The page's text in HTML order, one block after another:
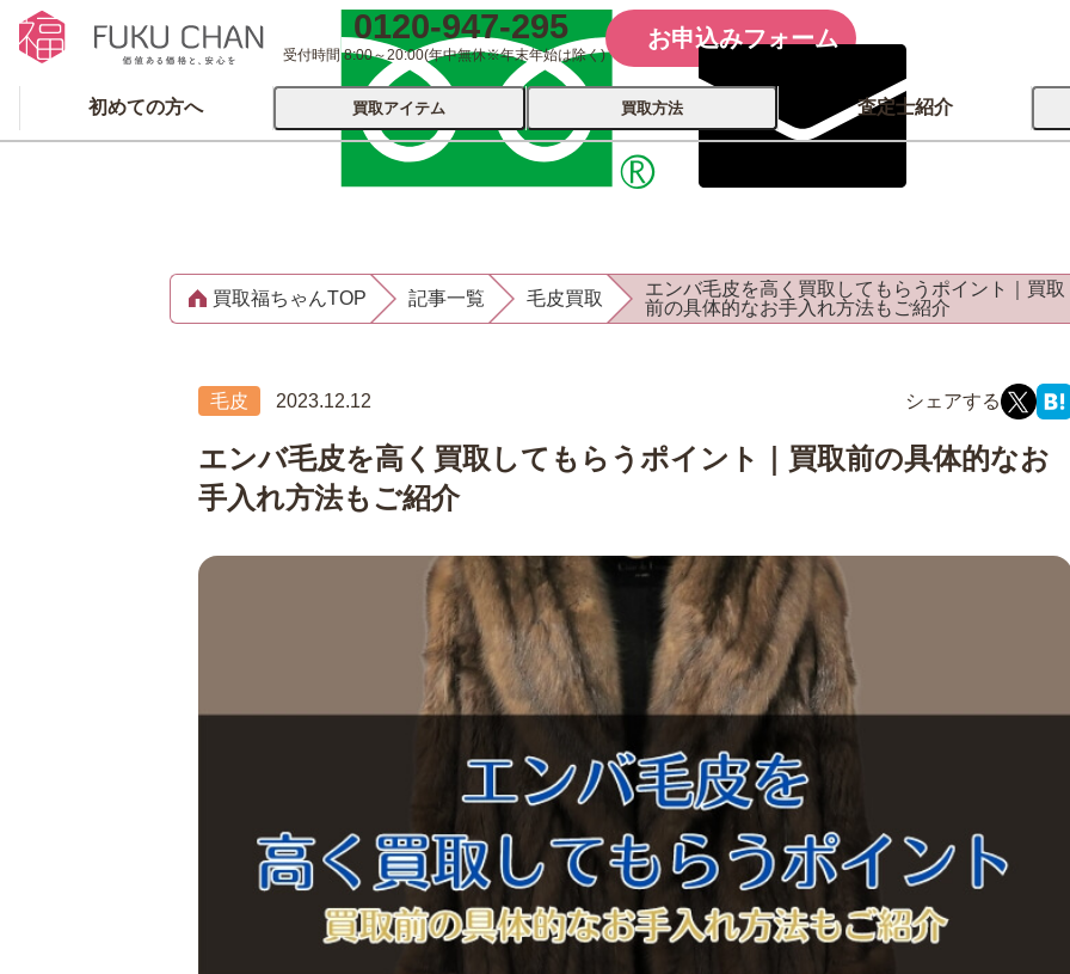
0120-947-295
受付時間 8:00～20:00(年中無休※年末年始は除く)
お申込みフォーム
初めての方へ 買取アイテム
ブランド
品
古銭 ⁄
記念硬貨
レコード カメラ
金 ⁄
貴金属
時計
買取方法 査定士紹介
買取福ちゃんTOP 記事一覧 毛皮買取
エンバ毛皮を高く買取してもらうポイント｜買取
前の具体的なお手入れ方法もご紹介
毛皮 2023.12.12
エンバ毛皮を高く買取してもらうポイント｜買取前の具体的なお
手入れ方法もご紹介